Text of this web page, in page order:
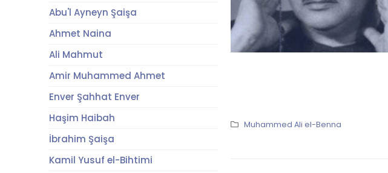
Muhammed Ali el-Benna
Abu'l Ayneyn Şaişa
Ahmet Naina
Ali Mahmut
Amir Muhammed Ahmet
Enver Şahhat Enver
Haşim Haibah
İbrahim Şaişa
Kamil Yusuf el-Bihtimi